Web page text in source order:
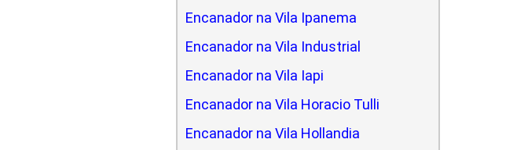
Encanador na Vila Ipanema
Encanador na Vila Industrial
Encanador na Vila Iapi
Encanador na Vila Horacio Tulli
Encanador na Vila Hollandia